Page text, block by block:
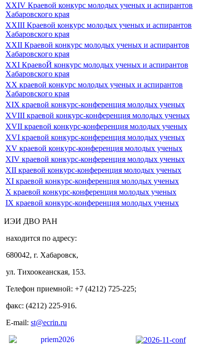
XXIV Краевой конкурс молодых ученых и аспирантов
Хабаровского края
XXIII Краевой конкурс молодых ученых и аспирантов
Хабаровского края
XXII Краевой конкурс молодых ученых и аспирантов
Хабаровского края
XXI КраевоЙ конкурс молодых ученых и аспирантов
Хабаровского края
XX краевой конкурс молодых ученых и аспирантов
Хабаровского края
XIX краевой конкурс-конференция молодых ученых
XVIII краевой конкурс-конференция молодых ученых
XVII краевой конкурс-конференция молодых ученых
XVI краевой конкурс-конференция молодых ученых
XV краевой конкурс-конференция молодых ученых
XIV краевой конкурс-конференция молодых ученых
XII краевой конкурс-конференция молодых ученых
XI краевой конкурс-конференция молодых ученых
X краевой конкурс-конференция молодых ученых
IX краевой конкурс-конференция молодых ученых
ИЭИ ДВО РАН
находится по адресу:
680042, г. Хабаровск,
ул. Тихоокеанская, 153.
Телефон приемной: +7 (4212) 725-225;
факс: (4212) 225-916.
E-mail: st@ecrin.ru